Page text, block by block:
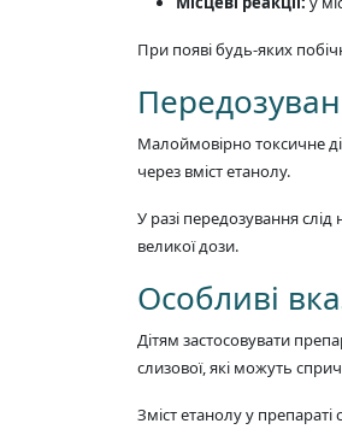
При появі будь-яких
Малоймовірно токсичне
через вміст етанолу.
У разі передозування
великої дози.
Особливі
Дітям застосовувати
слизової, які можуть
Зміст етанолу у препараті